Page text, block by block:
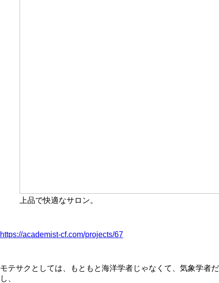
上品で快適なサロン。
https://academist-cf.com/projects/67
モテサクとしては、もともと海洋学者じゃなくて、気象学者だ
し、